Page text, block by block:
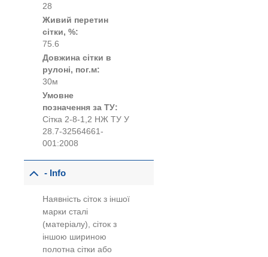
28
Живий перетин
сітки, %:
75.6
Довжина сітки в
рулоні, пог.м:
30м
Умовне
позначення за ТУ:
Сітка 2-8-1,2 НЖ ТУ У
28.7-32564661-
001:2008
- Info
Наявність сіток з іншої
марки сталі
(матеріалу), сіток з
іншою шириною
полотна сітки або